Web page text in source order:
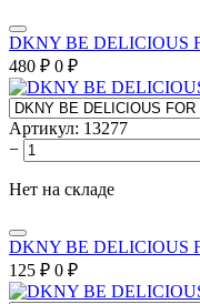
DKNY BE DELICIOUS
480 ₽ 0 ₽
Артикул: 13277
−
Нет на складе
DKNY BE DELICIOUS
125 ₽ 0 ₽